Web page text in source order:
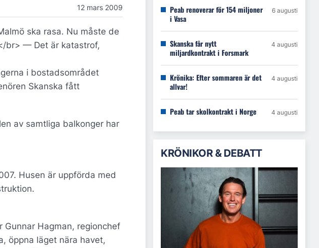
12 mars 2009
ska rasa. Nu måste de
br> — Det är katastrof,
i bostadsområdet
Skanska fått
av samtliga balkonger har
Husen är uppförda med
Hagman, regionchef
öppna läget nära havet,
Peab renoverar för 154 miljoner
i Vasa
6 augusti
Skanska får nytt
miljardkontrakt i Forsmark
4 augusti
Krönika: Efter sommaren är det
allvar!
4 augusti
Peab tar skolkontrakt i Norge 4 augusti
KRÖNIKOR & DEBATT